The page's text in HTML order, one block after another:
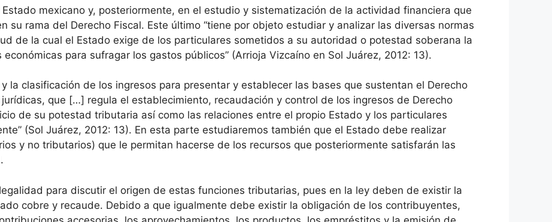
mexicano y, posteriormente, en el estudio y sistematización de la actividad financiera que
su rama del Derecho Fiscal. Este último “tiene por objeto estudiar y analizar las diversas normas
de la cual el Estado exige de los particulares sometidos a su autoridad o potestad soberana la
para sufragar los gastos públicos” (Arrioja Vizcaíno en Sol Juárez, 2012: 13).
la clasificación de los ingresos para presentar y establecer las bases que sustentan el Derecho
que […] regula el establecimiento, recaudación y control de los ingresos de Derecho
de su potestad tributaria así como las relaciones entre el propio Estado y los particulares
(Sol Juárez, 2012: 13). En esta parte estudiaremos también que el Estado debe realizar
y no tributarios) que le permitan hacerse de los recursos que posteriormente satisfarán las
para discutir el origen de estas funciones tributarias, pues en la ley deben de existir la
cobre y recaude. Debido a que igualmente debe existir la obligación de los contribuyentes,